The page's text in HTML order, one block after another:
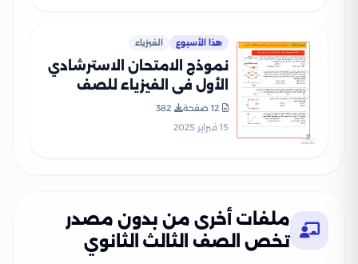
هذا الأسبوع الفيزياء
نموذج الامتحان الاسترشادي
الأول في الفيزياء للصف
PDF (امتحان الفيزياء
12 صفحة
382
15 فبراير 2025
ملفات أخرى من بدون مصدر
تخص الصف الثالث الثانوي